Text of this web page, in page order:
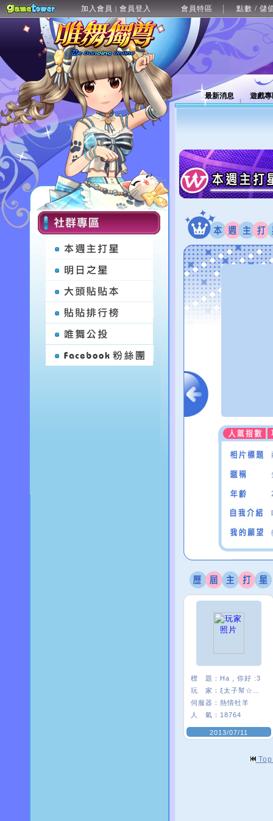
加入會員 | 會員登入 會員特區 點數 / 儲
最新消息 遊戲
標 題： Ha , 你好 :3
玩 家：
伺服器： 熱情牡羊
人 氣： 18764
2013/07/11